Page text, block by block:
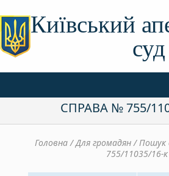
Київський
суд
СПРАВА № 755/
Головна / Для громадян /
755/11035/16-к